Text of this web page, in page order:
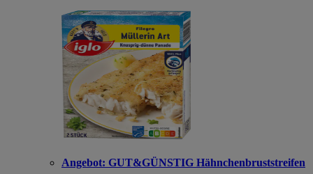
Angebot: GUT&GÜNSTIG Hähnchenbruststreifen